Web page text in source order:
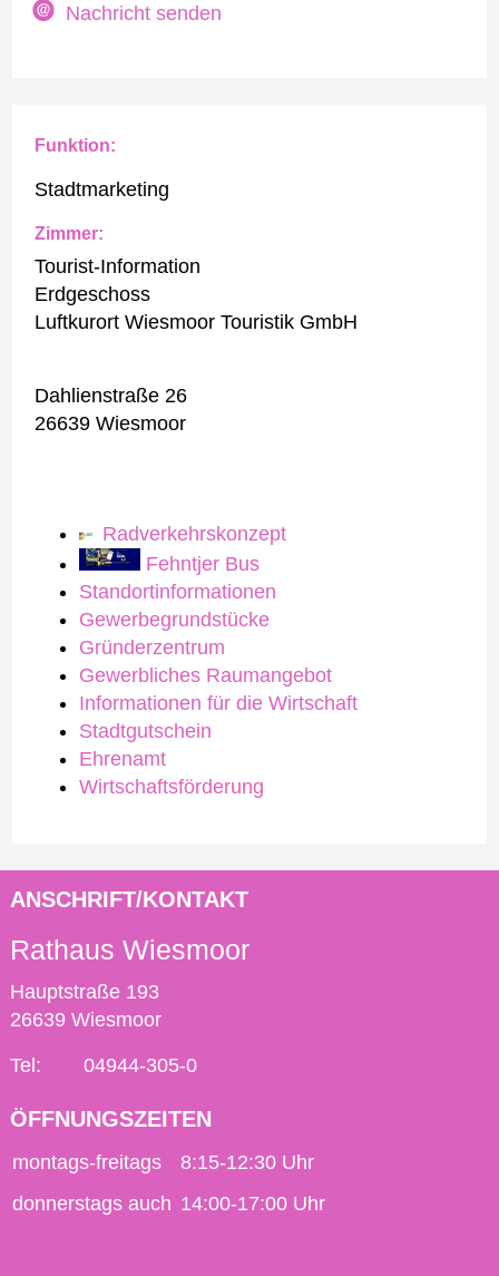
Nachricht senden
Radverkehrskonzept
Fehntjer Bus
Standortinformationen
Gewerbegrundstücke
Gründerzentrum
Gewerbliches Raumangebot
Informationen für die Wirtschaft
Stadtgutschein
Ehrenamt
Wirtschaftsförderung
Funktion:
Stadtmarketing
Zimmer:
Tourist-Information
Erdgeschoss
Luftkurort Wiesmoor Touristik GmbH
Dahlienstraße 26
26639 Wiesmoor
ANSCHRIFT/KONTAKT
Rathaus Wiesmoor
Hauptstraße 193
26639 Wiesmoor
Tel: 04944-305-0
ÖFFNUNGSZEITEN
montags-freitags
8:15-12:30 Uhr
donnerstags auch 14:00-17:00 Uhr